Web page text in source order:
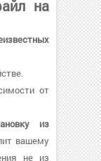
на
от
из
вашему
не из